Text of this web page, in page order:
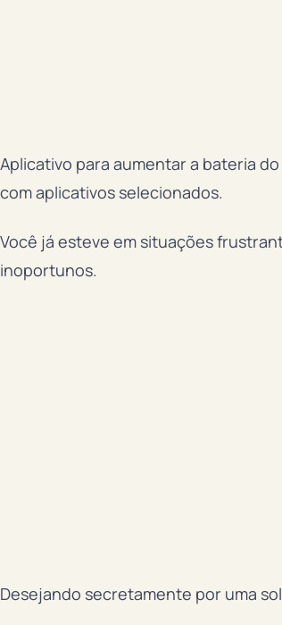
Aplicativo para aumentar a bateria
com aplicativos selecionados.
Você já esteve em situações
inoportunos.
Desejando secretamente por uma